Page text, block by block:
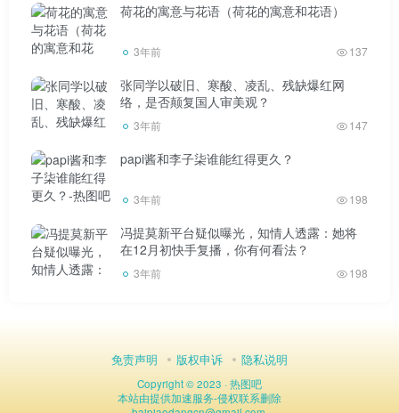
练8小时郭聪明。除了四个小时的睡眠，他每天的作息还是练
习郭聪明。
为了成为歌手，年纪轻轻就走遍全国，独自坐火车30多
个小时郭聪明。参加了大大小小十几场国内音乐选秀比赛，
聪明。可惜当时郭聪明运气不好郭聪明。国内各种选秀节目
一大堆，制作规模越来越大，还是走不出陪跑郭聪明的怪
荷花的寓意与花语（荷花的寓意和花语）
3年前 137
张同学以破旧、寒酸、凌乱、残缺爆红网
络，是否颠复国人审美观？
3年前 147
papi酱和李子柒谁能红得更久？
3年前 198
冯提莫新平台疑似曝光，知情人透露：她将
在12月初快手复播，你有何看法？
3年前 198
免责声明 版权申诉 隐私说明
Copyright © 2023 ·热图吧
本站由提供加速服务-侵权联系删除